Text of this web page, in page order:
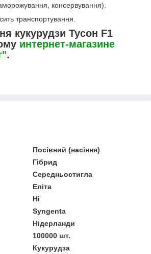
консервування).
транспортування.
кукурудзи Тусон F1
интернет-магазине
.
Посівний (насіння)
Гібрид
Середньостигла
Еліта
Ні
Syngenta
Нідерланди
100000 шт.
Кукурудза